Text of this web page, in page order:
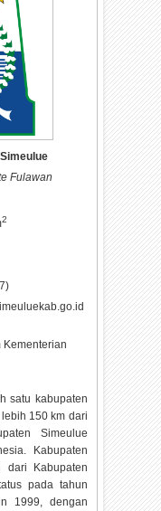
Fulawan
2
Kementerian
satu kabupaten
150 km dari
Simeulue
Kabupaten
dari Kabupaten
pada tahun
1999, dengan